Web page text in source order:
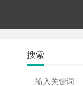
搜索